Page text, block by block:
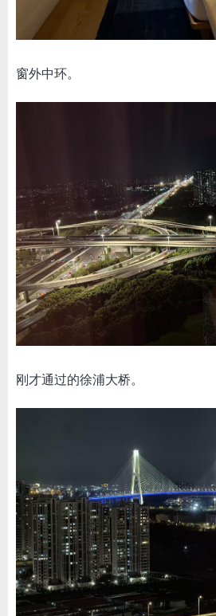
窗外中环。
刚才通过的徐浦大桥。